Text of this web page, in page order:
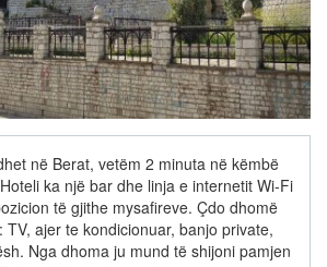
në Berat, vetëm 2 minuta në këmbë
ka një bar dhe linja e internetit Wi-Fi
të gjithe mysafireve. Çdo dhomë
ajer te kondicionuar, banjo private,
Nga dhoma ju mund të shijoni pamjen